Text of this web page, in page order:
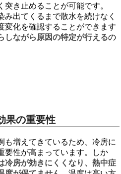
き止めることが可能です。
出てくるまで散水を続けなく
変化を確認することができます
しながら原因の特定が行えるの
果の重要性
も増えてきているため、冷房に
要性が高まっています。しか
冷房が効きにくくなり、熱中症